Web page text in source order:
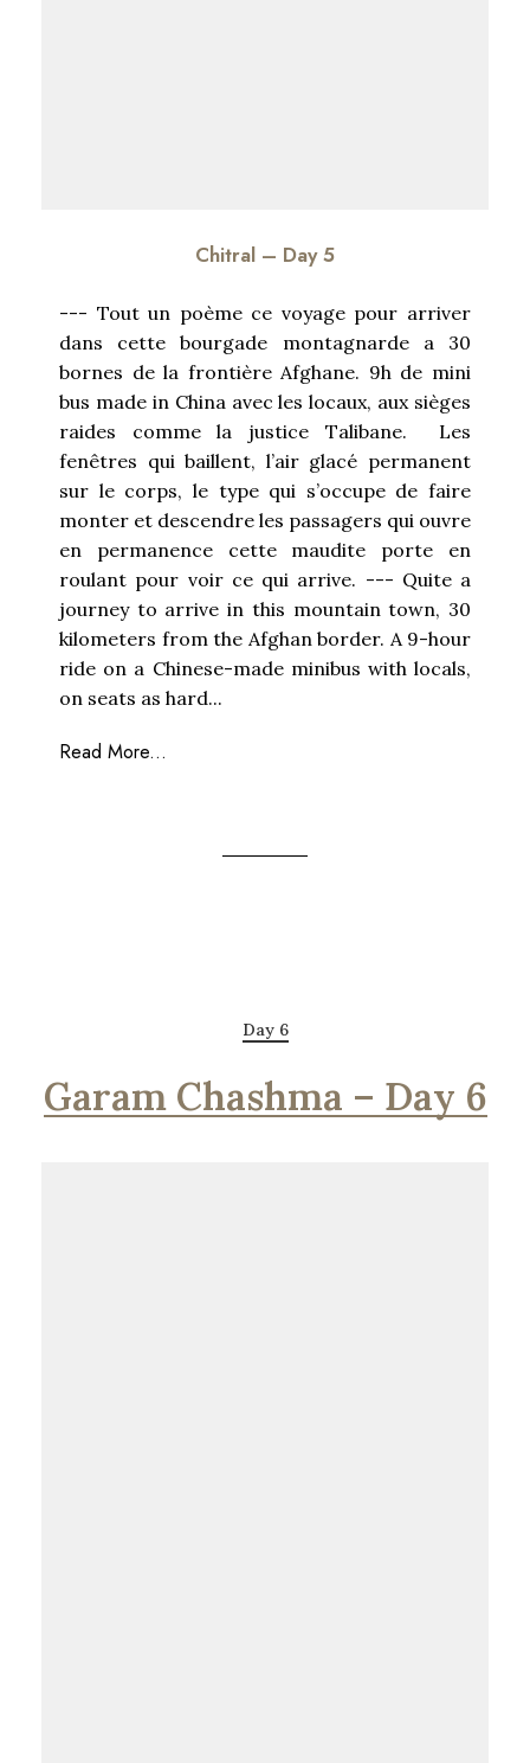
Chitral – Day 5
--- Tout un poème ce voyage pour arriver
dans cette bourgade montagnarde a 30
bornes de la frontière Afghane. 9h de mini
bus made in China avec les locaux, aux sièges
raides comme la justice Talibane. Les
fenêtres qui baillent, l’air glacé permanent
sur le corps, le type qui s’occupe de faire
monter et descendre les passagers qui ouvre
en permanence cette maudite porte en
roulant pour voir ce qui arrive. --- Quite a
journey to arrive in this mountain town, 30
kilometers from the Afghan border. A 9-hour
ride on a Chinese-made minibus with locals,
on seats as hard...
Read More...
Day 6
Garam Chashma – Day 6